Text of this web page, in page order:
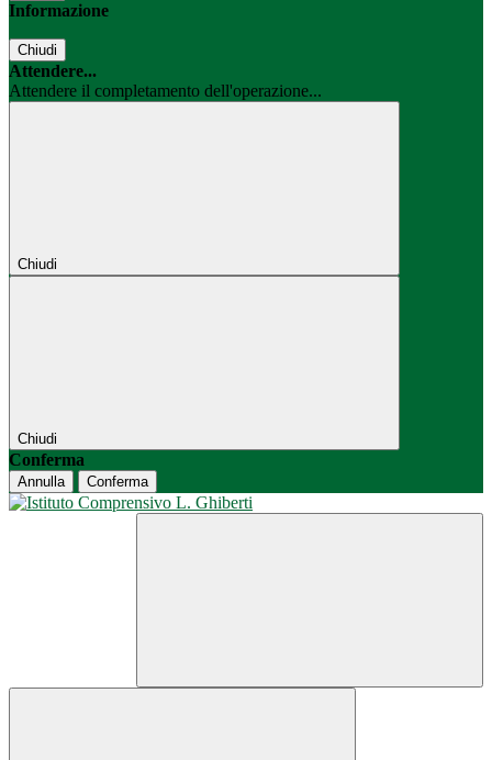
Informazione
Chiudi
Attendere...
Attendere il completamento dell'operazione...
Chiudi
Chiudi
Conferma
Annulla Conferma